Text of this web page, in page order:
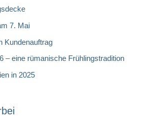
7. Mai
Kundenauftrag
– eine rümanische Frühlingstradition
in 2025